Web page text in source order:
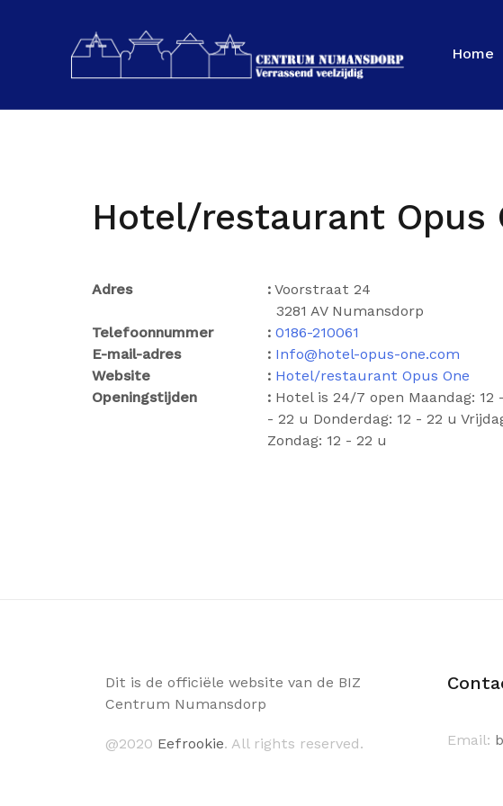
Home
Hotel/restaurant Opus
Adres : Voorstraat 24
3281 AV Numansdorp
Telefoonnummer
: 0186-210061
E-mail-adres
: Info@hotel-opus-one.com
Website
: Hotel/restaurant Opus One
Openingstijden
: Hotel is 24/7 open Maandag: 12
- 22 u Donderdag: 12 - 22 u
Zondag: 12 - 22 u
Dit is de officiële website van de BIZ
Centrum Numansdorp
@2020 Eefrookie. All rights reserved. Email: